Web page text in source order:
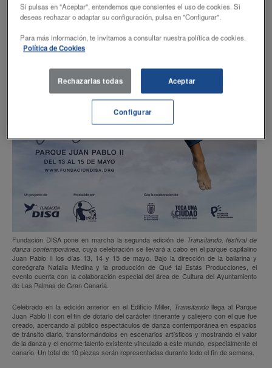
Fundación DISA pone en marcha la segunda edición de Transitando, festival de
danza contemporánea, cuya celebración se llevará a cabo en el parque capitalino
Juan Pablo II los días 13, 14 y 15 de mayo. Bajo la dirección de la bailarina y
coreógrafa Natalia Medina y la producción de Qué tal Estás Producciones, el
evento cuenta con la colaboración especial del área de Cultura del Ayuntamiento
de Las Palmas de Gran Canaria.
Celebrado en la edición anterior en el Edificio Miller, Transitandollega al Parque
Juan Pablo II con el fin de dotarlo del carácter itinerante y callejero con el que fue
creado, acercando al público espectáculos de danza contemporánea en espacios
de tránsito diario, transformándolos en escenarios artísticos y mostrando el valor
de la danza y el enorme talento existente vinculado a este mundo, especialmente el
canario. Un total de 10 piezas serán representadas durante todo el fin de semana.
Si pulsas en "Aceptar", entendemos que consientes el uso de cookies. Si
deseas rechazar o adaptar su configuración, pulsa en "Configurar".
Para más información, te invitamos a consultar nuestra política de cookies.
Política de Cookies
Rechazarlas todas Aceptar
Configurar